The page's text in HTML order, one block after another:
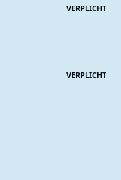
VERPLICHT
VERPLICHT